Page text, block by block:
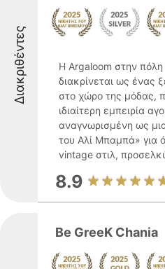
Διακριθέντες
Η Argaloom στην
διακρίνεται ως ένας
στο χώρο της μόδας,
ιδιαίτερη εμπειρία
αναγνωρισμένη ως
του Αλί Μπαμπά» για
vintage στιλ,
8.9
Be GreeK Chania